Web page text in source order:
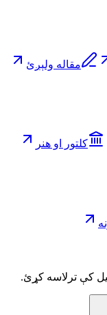
مقاله ولېږئ
کلتور او هنر
کې ترلاسه کړئ.